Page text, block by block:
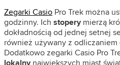
Zegarki Casio Pro Trek można
godzinny. Ich stoperymierzą
dokładnością od jednej setnej
również używany z
Dodatkowo zegarki Casio Pro